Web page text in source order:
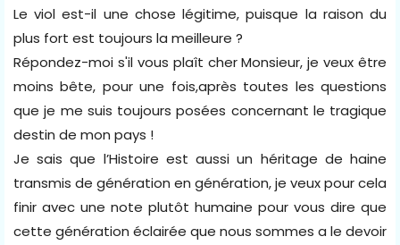
Le viol est-il une chose légitime, puisque la raison du
plus fort est toujours la meilleure ?
Répondez-moi s'il vous plaît cher Monsieur, je veux être
moins bête, pour une fois,après toutes les questions
que je me suis toujours posées concernant le tragique
destin de mon pays !
Je sais que l’Histoire est aussi un héritage de haine
transmis de génération en génération, je veux pour cela
finir avec une note plutôt humaine pour vous dire que
cette génération éclairée que nous sommes a le devoir